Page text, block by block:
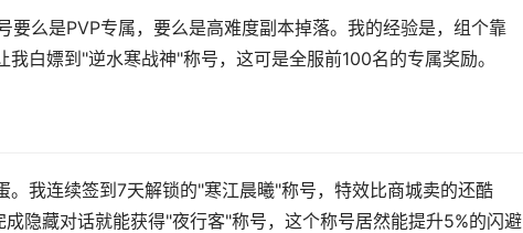
要么是PVP专属，要么是高难度副本掉落。我的经验是，组个靠
白嫖到"逆水寒战神"称号，这可是全服前100名的专属奖励。
。我连续签到7天解锁的"寒江晨曦"称号，特效比商城卖的还酷
隐藏对话就能获得"夜行客"称号，这个称号居然能提升5%的闪避